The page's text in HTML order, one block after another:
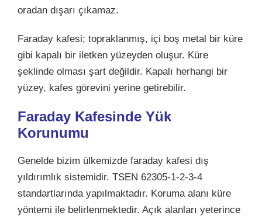
oradan dışarı çıkamaz.
Faraday kafesi; topraklanmış, içi boş metal bir küre
gibi kapalı bir iletken yüzeyden oluşur. Küre
şeklinde olması şart değildir. Kapalı herhangi bir
yüzey, kafes görevini yerine getirebilir.
Faraday Kafesinde Yük
Korunumu
Genelde bizim ülkemizde faraday kafesi dış
yıldırımlık sistemidir. TSEN 62305-1-2-3-4
standartlarında yapılmaktadır. Koruma alanı küre
yöntemi ile belirlenmektedir. Açık alanları yeterince